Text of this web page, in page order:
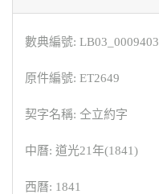
數典編號: LB03_0009403
原件編號: ET2649
契字名稱: 仝立約字
中曆: 道光21年(1841)
西曆: 1841